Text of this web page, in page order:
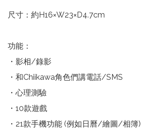
尺寸：約H16×W23×D4.7cm
功能：
・影相/錄影
・和Chiikawa角色們講電話/SMS
・心理測驗
・10款遊戲
・21款手機功能 (例如日曆/繪圖/相簿)